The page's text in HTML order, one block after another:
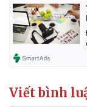
Viết bình